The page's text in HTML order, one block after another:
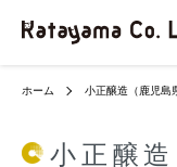
ホーム 小正醸造（鹿児島
小正醸造